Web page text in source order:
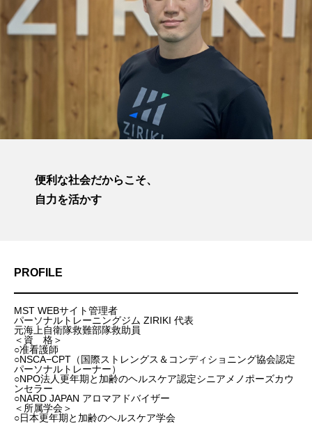
便利な社会だからこそ、
自力を活かす
PROFILE
MST WEBサイト管理者
パーソナルトレーニングジム ZIRIKI 代表
元海上自衛隊救難部隊救助員
＜資 格＞
○准看護師
○NSCA−CPT（国際ストレングス＆コンディショニング協会認定
パーソナルトレーナー）
○NPO法人更年期と加齢のヘルスケア認定シニアメノポーズカウ
ンセラー
○NARD JAPAN アロマアドバイザー
＜所属学会＞
○日本更年期と加齢のヘルスケア学会